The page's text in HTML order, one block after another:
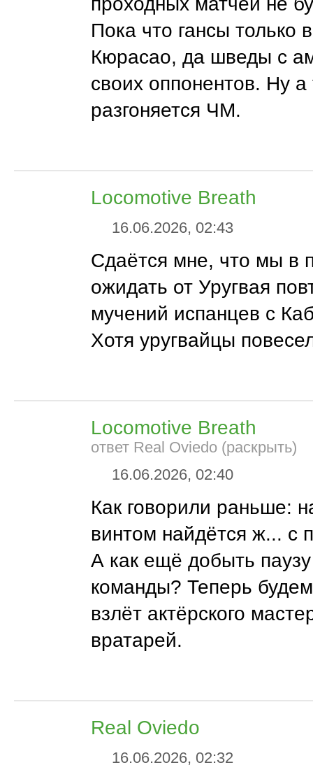
Пока что гансы только
Кюрасао, да шведы с
своих оппонентов. Ну а
разгоняется ЧМ.
Locomotive Breath
16.06.2026, 02:43
Сдаётся мне, что мы в
ожидать от Уругвая
мучений испанцев с
Хотя уругвайцы
Locomotive Breath
ответ Real Oviedo (раскрыть)
16.06.2026, 02:40
Как говорили раньше:
винтом найдётся ж... с
А как ещё добыть
команды? Теперь
взлёт актёрского
вратарей.
Real Oviedo
16.06.2026, 02:32